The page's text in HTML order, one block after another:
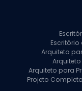
Escritório
Arquiteto
Arquiteto para
Projeto